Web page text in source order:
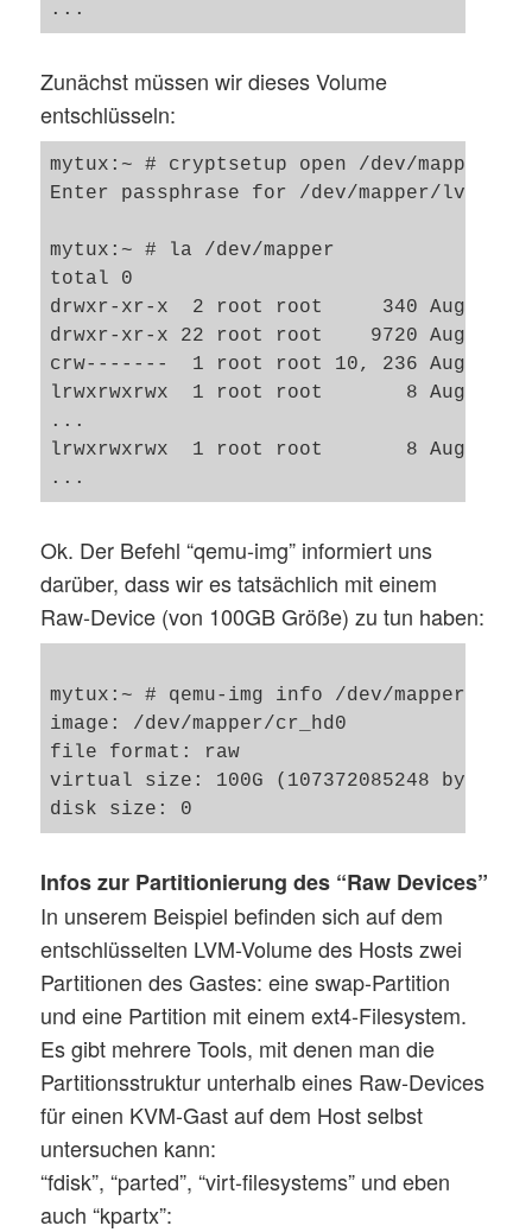
Zunächst müssen wir dieses Volume
entschlüsseln:
mytux:~ # cryptsetup open /dev/mapper/
Enter passphrase for /dev/mapper/lvg2-
mytux:~ # la /dev/mapper
total 0
drwxr-xr-x  2 root root     340 Aug  4
drwxr-xr-x 22 root root    9720 Aug  4
crw-------  1 root root 10, 236 Aug  4
lrwxrwxrwx  1 root root       8 Aug  4
...
lrwxrwxrwx  1 root root       8 Aug  4
Ok. Der Befehl “qemu-img” informiert uns
darüber, dass wir es tatsächlich mit einem
Raw-Device (von 100GB Größe) zu tun haben:
mytux:~ # qemu-img info /dev/mapper/
image: /dev/mapper/cr_hd0
file format: raw
virtual size: 100G (107372085248 bytes)
Infos zur Partitionierung des “Raw Devices”
In unserem Beispiel befinden sich auf dem
entschlüsselten LVM-Volume des Hosts zwei
Partitionen des Gastes: eine swap-Partition
und eine Partition mit einem ext4-Filesystem.
Es gibt mehrere Tools, mit denen man die
Partitionsstruktur unterhalb eines Raw-Devices
für einen KVM-Gast auf dem Host selbst
untersuchen kann:
“fdisk”, “parted”, “virt-filesystems” und eben
auch “kpartx”: